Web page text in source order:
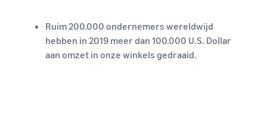
Ruim 200.000 ondernemers wereldwijd
hebben in 2019 meer dan 100.000 U.S. Dollar
aan omzet in onze winkels gedraaid.